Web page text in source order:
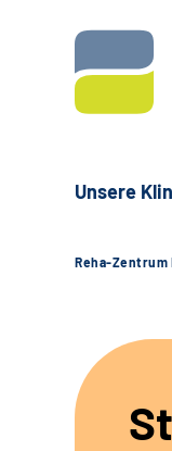
Unsere
Reha-Zentrum